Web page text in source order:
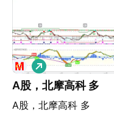
区”。 具体操作： 在
股价跌破 38.44，不
附近的承接反应。在此
阳线、下影线）时，进
第一目标 44.9，第二
比极具吸引力。 策略
条件： 股价在多重支
势支撑后入场。 执行
A股，北摩高科 多
A股，北摩高科 多
做
多